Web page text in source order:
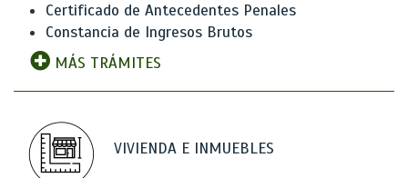
Certificado de Antecedentes Penales
Constancia de Ingresos Brutos
MÁS TRÁMITES
VIVIENDA E INMUEBLES